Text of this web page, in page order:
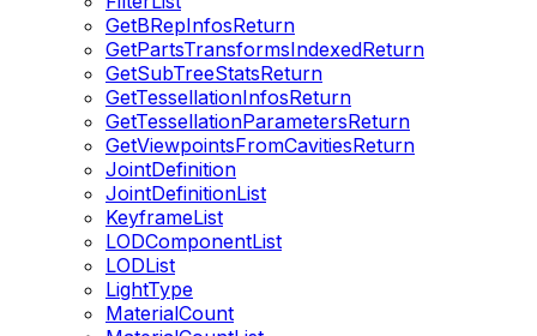
GetBRepInfosReturn
GetPartsTransformsIndexedReturn
GetSubTreeStatsReturn
GetTessellationInfosReturn
GetTessellationParametersReturn
GetViewpointsFromCavitiesReturn
JointDefinition
JointDefinitionList
KeyframeList
LODComponentList
LODList
LightType
MaterialCount